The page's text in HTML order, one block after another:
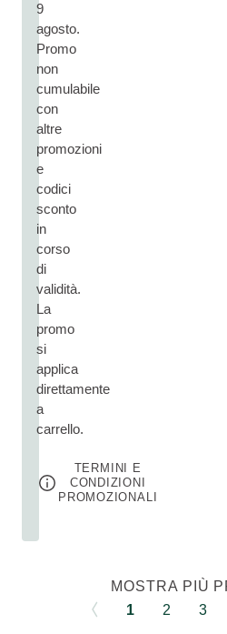
9
agosto.
Promo
non
cumulabile
con
altre
promozioni
e
codici
sconto
in
corso
di
validità.
La
promo
si
applica
direttamente
a
carrello.
TERMINI E
CONDIZIONI
PROMOZIONALI
MOSTRA PIÙ
1
2 3